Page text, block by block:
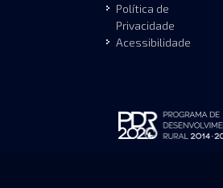
Política de
Privacidade
Acessibilidade